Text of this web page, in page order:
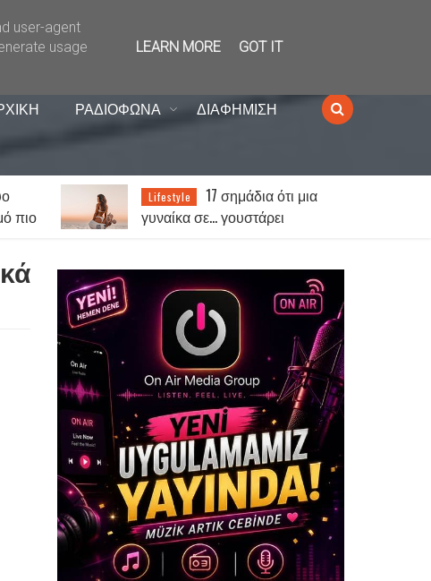
ΡΑΔΙΟΦΩΝΑ ΔΙΑΦΗΜΙΣΗ
News
Με συνθήματα και
παλμό η πρώτη προπόνηση
user-agent
usage
LEARN MORE GOT IT